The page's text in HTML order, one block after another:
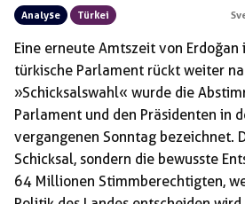
Analyse Türkei
Eine erneute Amtszeit von
türkische Parlament rückt weiter
»Schicksalswahl« wurde die
Parlament und den Präsidenten in
vergangenen Sonntag bezeichnet.
Schicksal, sondern die bewusste
64 Millionen Stimmberechtigten,